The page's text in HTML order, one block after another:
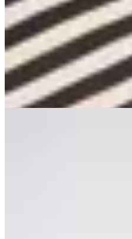
Bolso Aza Mutma
$ 3.500
$ 2.100